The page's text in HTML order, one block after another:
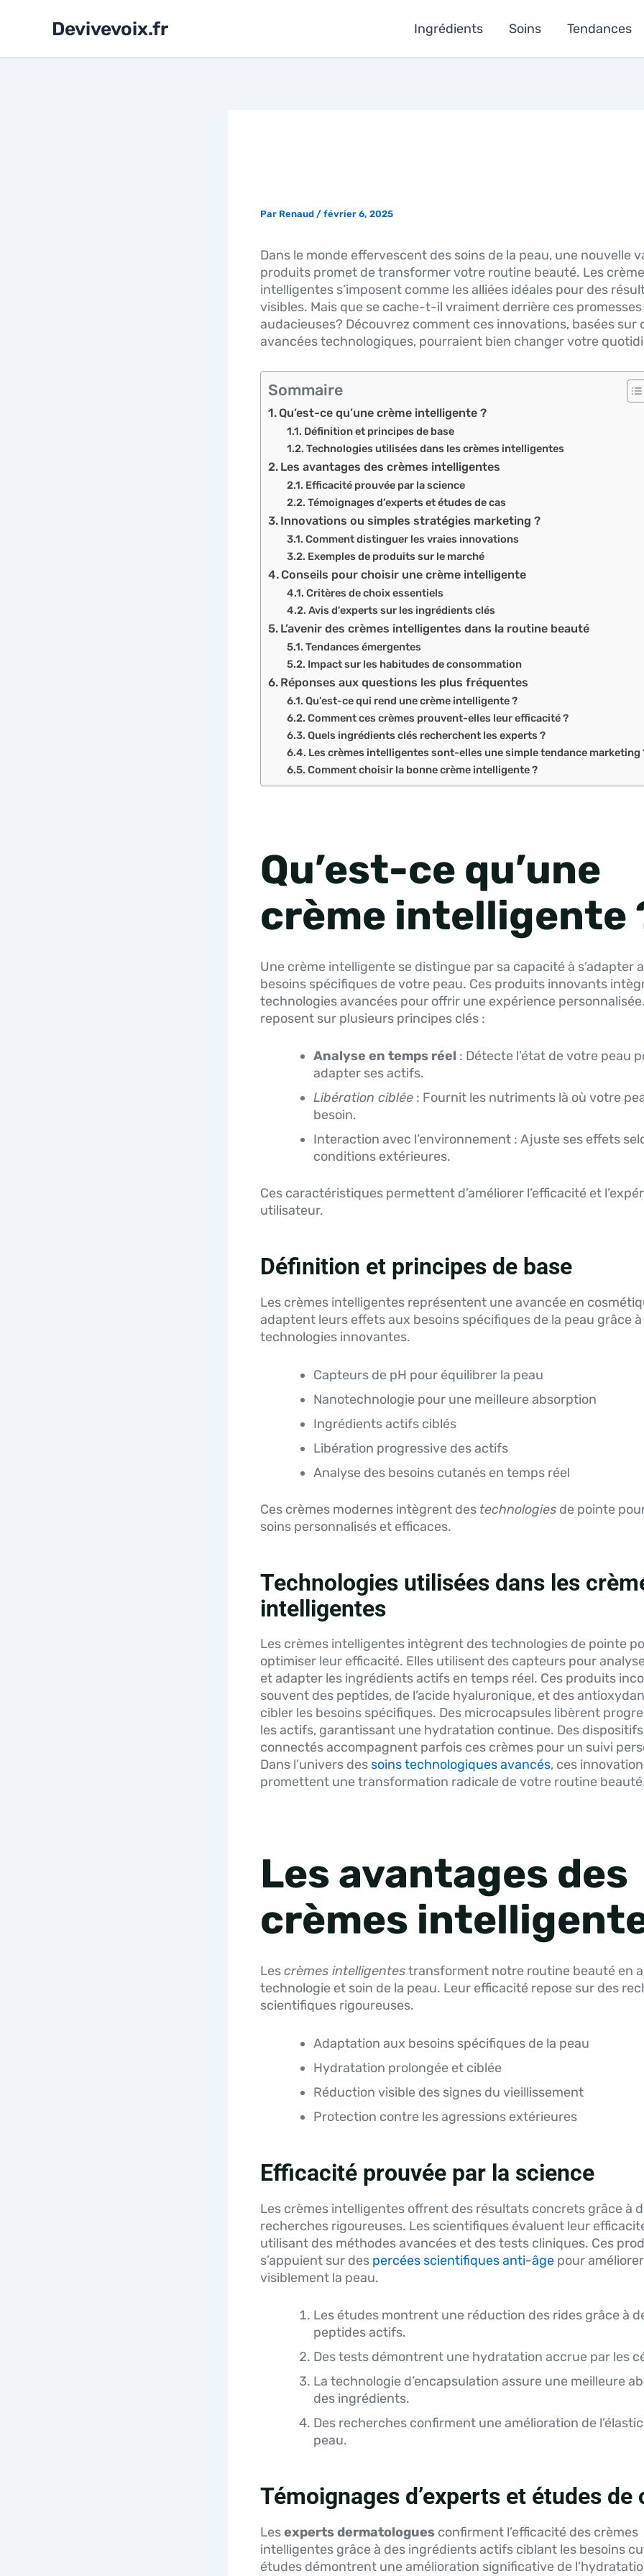
Devivevoix.fr Ingrédients Soins Tendances
Par Renaud / février 6, 2025
Dans le monde effervescent des soins de la peau, une nouvelle
produits promet de transformer votre routine beauté. Les
intelligentes s’imposent comme les alliées idéales pour des
visibles. Mais que se cache-t-il vraiment derrière ces promesses
audacieuses? Découvrez comment ces innovations, basées sur
avancées technologiques, pourraient bien changer votre
Sommaire
Qu’est-ce qu’une crème intelligente ?
Définition et principes de base
Technologies utilisées dans les crèmes intelligentes
Les avantages des crèmes intelligentes
Efficacité prouvée par la science
Témoignages d’experts et études de cas
Innovations ou simples stratégies marketing ?
Comment distinguer les vraies innovations
Exemples de produits sur le marché
Conseils pour choisir une crème intelligente
Critères de choix essentiels
Avis d’experts sur les ingrédients clés
L’avenir des crèmes intelligentes dans la routine beauté
Tendances émergentes
Impact sur les habitudes de consommation
Réponses aux questions les plus fréquentes
Qu’est-ce qui rend une crème intelligente ?
Comment ces crèmes prouvent-elles leur efficacité ?
Quels ingrédients clés recherchent les experts ?
Les crèmes intelligentes sont-elles une simple tendance marketing
Comment choisir la bonne crème intelligente ?
Qu’est-ce qu’une
crème intelligente
Une crème intelligente se distingue par sa capacité à s’adapter
besoins spécifiques de votre peau. Ces produits innovants
technologies avancées pour offrir une expérience
reposent sur plusieurs principes clés :
Analyse en temps réel : Détecte l’état de votre peau
adapter ses actifs.
Libération ciblée : Fournit les nutriments là où votre
besoin.
Interaction avec l’environnement : Ajuste ses effets
conditions extérieures.
Ces caractéristiques permettent d’améliorer l’efficacité et
utilisateur.
Définition et principes de base
Les crèmes intelligentes représentent une avancée en
adaptent leurs effets aux besoins spécifiques de la peau grâce
technologies innovantes.
Capteurs de pH pour équilibrer la peau
Nanotechnologie pour une meilleure absorption
Ingrédients actifs ciblés
Libération progressive des actifs
Analyse des besoins cutanés en temps réel
Ces crèmes modernes intègrent des technologies de pointe
soins personnalisés et efficaces.
Technologies utilisées dans les
intelligentes
Les crèmes intelligentes intègrent des technologies de pointe
optimiser leur efficacité. Elles utilisent des capteurs pour
et adapter les ingrédients actifs en temps réel. Ces produits
souvent des peptides, de l’acide hyaluronique, et des
cibler les besoins spécifiques. Des microcapsules libèrent
les actifs, garantissant une hydratation continue. Des dispositifs
connectés accompagnent parfois ces crèmes pour un suivi
Dans l’univers des soins technologiques avancés, ces
promettent une transformation radicale de votre routine
Les avantages des
crèmes
Lescrèmes intelligentestransforment notre routine beauté en
technologie et soin de la peau. Leur efficacité repose sur des
scientifiques rigoureuses.
Adaptation aux besoins spécifiques de la peau
Hydratation prolongée et ciblée
Réduction visible des signes du vieillissement
Protection contre les agressions extérieures
Efficacité prouvée par la science
Les crèmes intelligentes offrent des résultats concrets grâce à
recherches rigoureuses. Les scientifiques évaluent leur
utilisant des méthodes avancées et des tests cliniques. Ces
s’appuient sur des percées scientifiques anti-âge pour améliorer
visiblement la peau.
Les études montrent une réduction des rides grâce à
peptides actifs.
Des tests démontrent une hydratation accrue par les
La technologie d’encapsulation assure une meilleure
des ingrédients.
Des recherches confirment une amélioration de
peau.
Témoignages d’experts et études de
Lesexperts dermatologues confirment l’efficacité des crèmes
intelligentes grâce à des ingrédients actifs ciblant les besoins
études démontrent une amélioration significative de